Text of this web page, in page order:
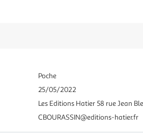
Poche
25/05/2022
Les Editions Hatier 58 rue Jean
CBOURASSIN@editions-hatier.fr